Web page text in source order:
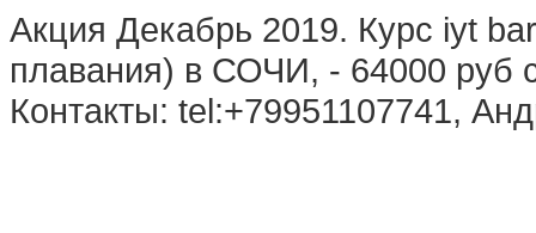
Акция Декабрь 2019. Курс iyt
плавания) в СОЧИ, - 64000 руб
Контакты: tel:+79951107741,